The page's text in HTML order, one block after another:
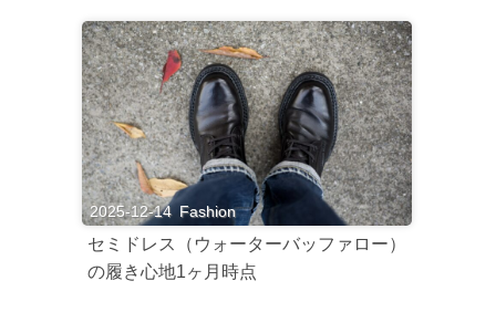
2025-12-14 Fashion
セミドレス（ウォーターバッファロー）
の履き心地1ヶ月時点